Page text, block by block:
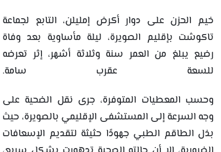
خيم الحزن على دوار أكرض إمليلن، التابع لجماعة
تاكوشت بإقليم الصويرة، ليلة مأساوية بعد وفاة
رضيع يبلغ من العمر سنة وثلاثة أشهر، إثر تعرضه
للسعة عقرب سامة.
وحسب المعطيات المتوفرة، جرى نقل الضحية على
وجه السرعة إلى المستشفى الإقليمي بالصويرة، حيث
بذل الطاقم الطبي جهودًا حثيثة لتقديم الإسعافات